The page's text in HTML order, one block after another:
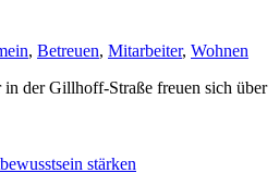
, Betreuen, Mitarbeiter, Wohnen
der Gillhoff-Straße freuen sich über